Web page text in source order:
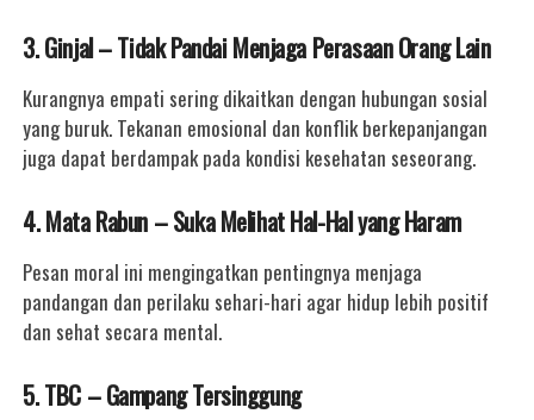
3. Ginjal – Tidak Pandai Menjaga Perasaan Orang Lain
Kurangnya empati sering dikaitkan dengan hubungan sosial
yang buruk. Tekanan emosional dan konflik berkepanjangan
juga dapat berdampak pada kondisi kesehatan seseorang.
4. Mata Rabun – Suka Melihat Hal-Hal yang Haram
Pesan moral ini mengingatkan pentingnya menjaga
pandangan dan perilaku sehari-hari agar hidup lebih positif
dan sehat secara mental.
5. TBC – Gampang Tersinggung